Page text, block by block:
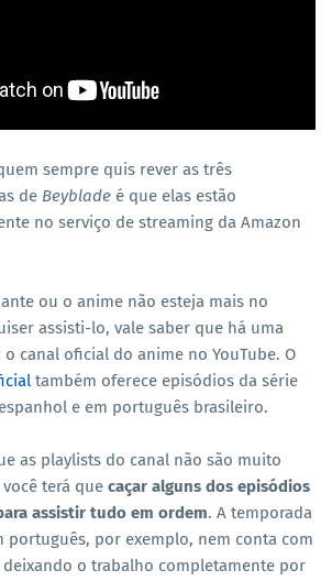
sempre quis rever as três
de Beyblade é que elas estão
no serviço de streaming da Amazon
ou o anime não esteja mais no
assisti-lo, vale saber que há uma
canal oficial do anime no YouTube. O
também oferece episódios da série
e em português brasileiro.
as playlists do canal não são muito
terá que caçar alguns dos episódios
assistir tudo em ordem. A temporada
português, por exemplo, nem conta com
o trabalho completamente por